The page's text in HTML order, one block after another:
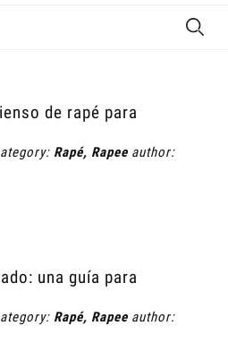
de rapé para
Rapé, Rapee author:
una guía para
Rapé, Rapee author: